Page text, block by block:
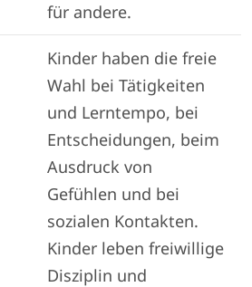
für andere.
Kinder haben die freie
Wahl bei Tätigkeiten
und Lerntempo, bei
Entscheidungen, beim
Ausdruck von
Gefühlen und bei
sozialen Kontakten.
Kinder leben freiwillige
Disziplin und